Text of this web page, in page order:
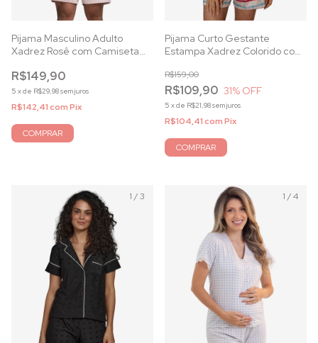
Pijama Masculino Adulto
Xadrez Rosê com Camiseta
R$149,90
5 xde R$29,98sem juros
R$142,41comPix
COMPRAR
Pijama Curto Gestante
Estampa Xadrez Colorido com
R$109,90
R$159,00
31% OFF
5 xde R$21,98sem juros
R$104,41comPix
COMPRAR
1 /3 1 /4